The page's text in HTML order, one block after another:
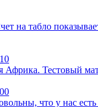
на табло
Тестовый
что у нас есть